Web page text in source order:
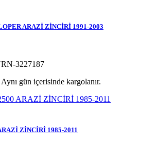
ARAZİ ZİNCİRİ 1991-2003
3227187
Aynı gün içerisinde kargolanır.
ZİNCİRİ 1985-2011